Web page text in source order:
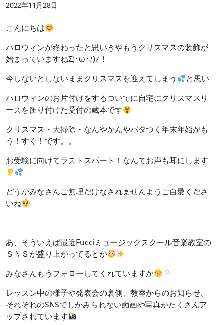
2022年11月28日
こんにちは
ハロウィンが終わったと思いきやもうクリスマスの装飾が
始まっていますねΣ(･ω･ﾉ)ﾉ！
今しないとしないままクリスマスを迎えてしまう
と思い
ハロウィンのお片付けをするついでに自宅にクリスマスリ
ースを飾り付けた受付の蔵本です
クリスマス・大掃除・なんやかんやバタつく年末年始がも
う！すぐ！です。。
お受験に向けてラストスパート！なんてお声も耳にします
どうかみなさんご無理だけなされませんようご自愛くださ
いね
あ、そういえば最近Fucciミュージックスクール音楽教室の
ＳＮＳが盛り上がってるとか
みなさんもうフォローしてくれていますか
レッスン中の様子や発表会の裏側、教室からのお知らせ、
それぞれのSNSでしかみられない動画や写真がたくさんア
ップされています